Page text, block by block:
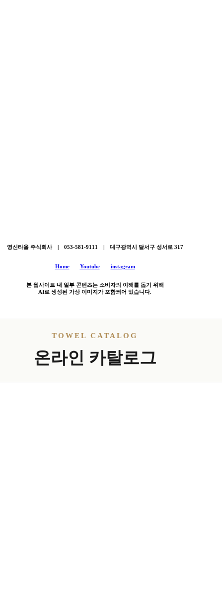
영신타올 주식회사 | 053-581-9111 | 대구광역시 달서구 성서로 317
Home Youtube instagram
본 웹사이트 내 일부 콘텐츠는 소비자의 이해를 돕기 위해
AI로 생성된 가상 이미지가 포함되어 있습니다.
TOWEL CATALOG
온라인 카탈로그